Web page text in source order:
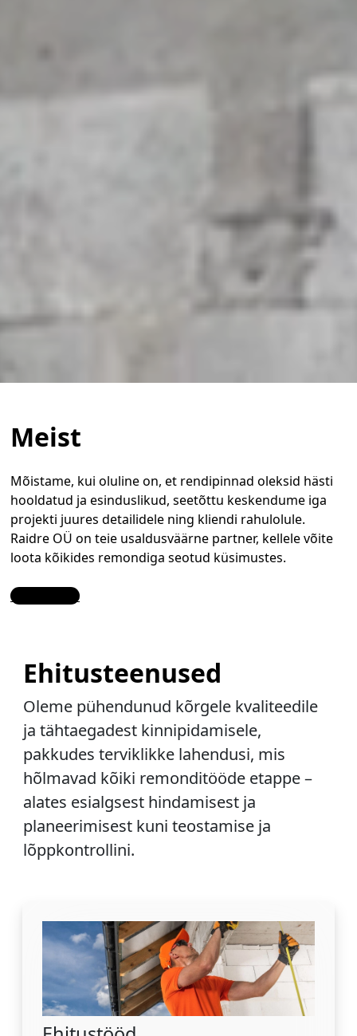
Meist
Mõistame, kui oluline on, et rendipinnad oleksid hästi
hooldatud ja esinduslikud, seetõttu keskendume iga
projekti juures detailidele ning kliendi rahulolule.
Raidre OÜ on teie usaldusväärne partner, kellele võite
loota kõikides remondiga seotud küsimustes.
Contact Us
Ehitusteenused
Oleme pühendunud kõrgele kvaliteedile
ja tähtaegadest kinnipidamisele,
pakkudes terviklikke lahendusi, mis
hõlmavad kõiki remonditööde etappe –
alates esialgsest hindamisest ja
planeerimisest kuni teostamise ja
lõppkontrollini.